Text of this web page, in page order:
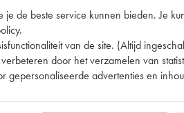
het auteursrecht en andere
sites. De website bevat bovendien
uitgever en producent
indirect voortkomt uit het gebruik van
de beste service kunnen bieden. Je
van de site. (Altijd
door het verzamelen van
gepersonaliseerde advertenties en